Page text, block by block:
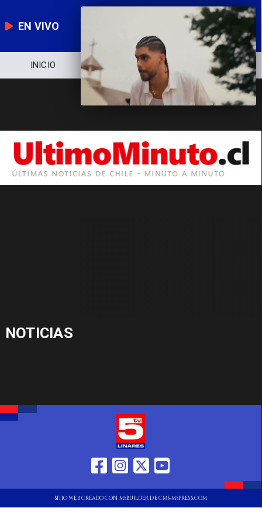
EN VIVO
INICIO NOTICIERO POLÍTICA
NOTICIAS
SITIO WEB CREADO CON MSBUILDER DE CMS-MSPRESS.COM